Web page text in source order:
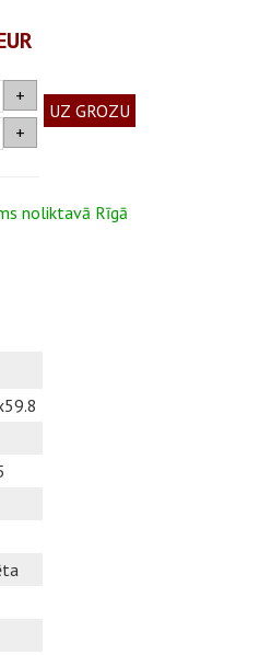
+
+
UZ GROZU
noliktavā Rīgā